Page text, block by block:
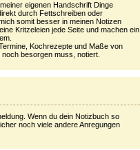
eigenen Handschrift Dinge
durch Fettschreiben oder
somit besser in meinen Notizen
Kritzeleien jede Seite und machen ein
Kochrezepte und Maße von
besorgen muss, notiert.
Wenn du dein Notizbuch so
noch viele andere Anregungen